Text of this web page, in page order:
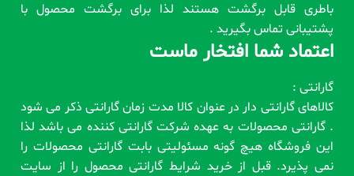
باطری قابل برگشت هستند لذا برای برگشت محصول با
پشتیبانی تماس بگیرید .
اعتماد شما افتخار ماست
گارانتی :
کالاهای گارانتی دار در عنوان کالا مدت زمان گارانتی ذکر می شود
. گارانتی محصولات به عهده شرکت گارانتی کننده می باشد لذا
این فروشگاه هیچ گونه مسئولیتی بابت گارانتی محصولات را
نمی پذیرد. قبل از خرید شرایط گارانتی محصول را از سایت